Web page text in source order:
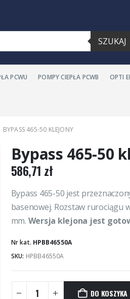
SZUKAJ
PCWU POMPY CIEPŁA PCWB OPTI
BYPASS 465-50 KLEJONY
Bypass 465-50
586,71 zł
Bypass 465-50 jest
basenowej. Rozstaw rurociągu
mm. Wersja klejona jest
Nr kat. HPBB46550A
SKU: HPBB46550A
DO KOSZYKA